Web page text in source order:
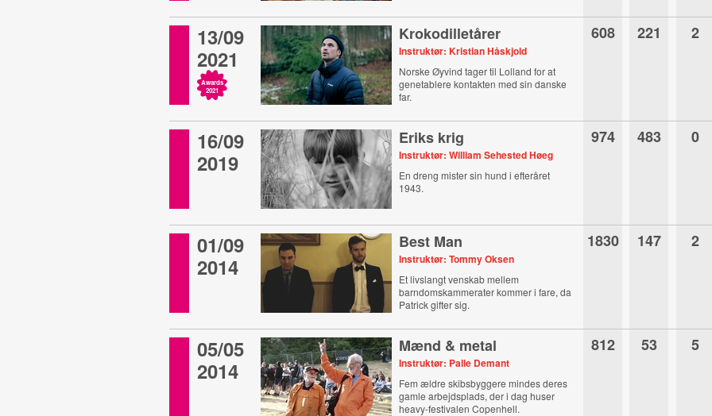
13/09
2021
Awards
2021
Krokodilletårer
Instruktør: Kristian Håskjold
Norske Øyvind tager til Lolland for at
genetablere kontakten med sin danske
far.
608 221 2
16/09
2019
Eriks krig
Instruktør: William Sehested Høeg
En dreng mister sin hund i efteråret
1943.
974 483 0
01/09
2014
Best Man
Instruktør: Tommy Oksen
Et livslangt venskab mellem
barndomskammerater kommer i fare, da
Patrick gifter sig.
1830 147 2
05/05
2014
Mænd & metal
Instruktør: Palle Demant
Fem ældre skibsbyggere mindes deres
gamle arbejdsplads, der i dag huser
heavy-festivalen Copenhell.
812 53 5